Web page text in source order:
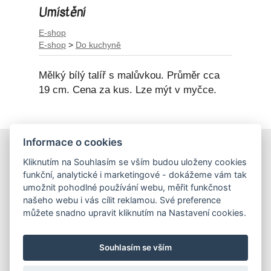
Umístění
E-shop
E-shop > Do kuchyně
Mělký bílý talíř s malůvkou. Průměr cca
19 cm. Cena za kus. Lze mýt v myčce.
Obchodní podmínky
Podmínky ochrany osobních údajů
Hrnečky
Ateliér Hrnečky
Informace o cookies
Kliknutím na Souhlasím se vším budou uloženy cookies
funkční, analytické i marketingové - dokážeme vám tak
umožnit pohodlné používání webu, měřit funkčnost
našeho webu i vás cílit reklamou. Své preference
můžete snadno upravit kliknutím na Nastavení cookies.
Souhlasím se vším